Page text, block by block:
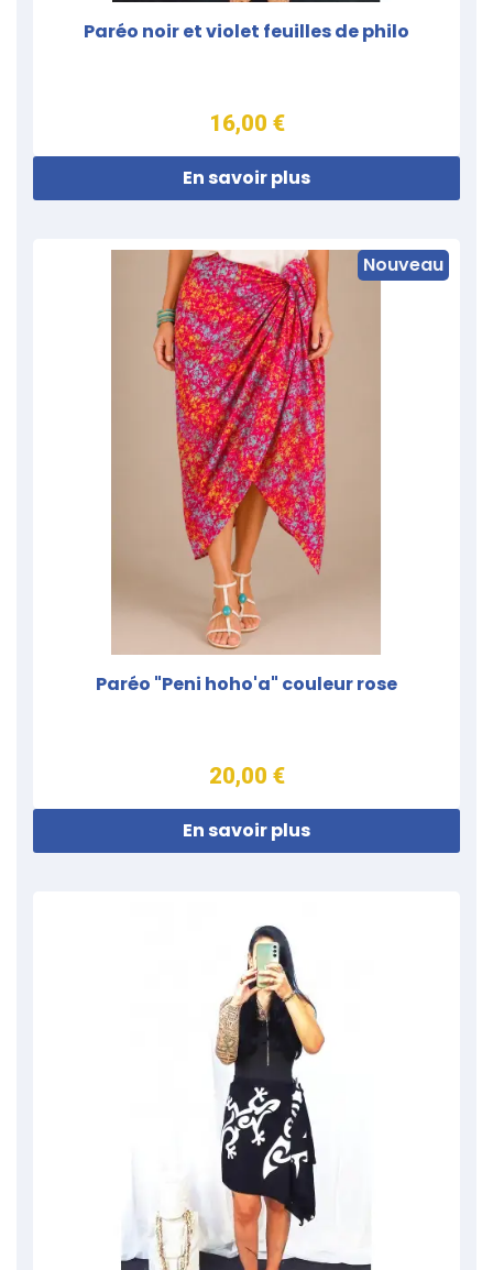
Paréo noir et violet feuilles de philo
16,00 €
En savoir plus
Nouveau
Paréo "Peni hoho'a" couleur rose
20,00 €
En savoir plus